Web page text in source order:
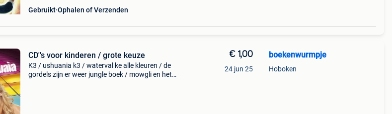
Gebruikt Ophalen of Verzenden
CD''s voor kinderen / grote keuze
K3 / ushuania k3 / waterval ke alle kleuren / de
gordels zijn er weer jungle boek / mowgli en het
€ 1,00
24 jun 25
boekenwurmpje
Hoboken